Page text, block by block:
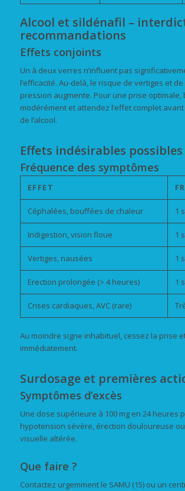
Alcool et sildénafil –
recommandations
Effets conjoints
Un à deux verres n’influent pas
l’efficacité. Au-delà, le risque de vertiges et
pression augmente. Pour une prise optimale,
modérément et attendez l’effet complet
de l’alcool.
Effets indésirables possibles
Fréquence des symptômes
EFFET
Céphalées, bouffées de chaleur 1
Indigestion, vision floue 1
Vertiges, nausées 1
Erection prolongée (> 4 heures) 1
Crises cardiaques, AVC (rare)
Au moindre signe inhabituel, cessez la prise
immédiatement.
Surdosage et premières
Symptômes d’excès
Une dose supérieure à 100 mg en 24 heures
hypotension sévère, érection douloureuse
visuelle altérée.
Que faire ?
Contactez urgemment le SAMU (15) ou un